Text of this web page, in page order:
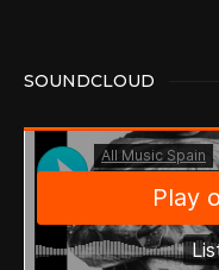
SOUNDCLOUD